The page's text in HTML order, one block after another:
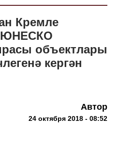
Кремле
ЮНЕСКО
объектлары
кергән
Автор
24 октября 2018 - 08:52